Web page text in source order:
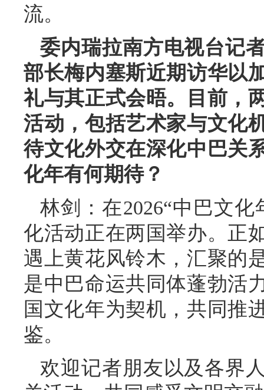
流。
委内瑞拉南方电视台记
部长梅内塞斯近期访华以
礼与其正式会晤。目前，
活动，包括艺术家与文化
待文化外交在深化中巴关
化年有何期待？
林剑：在2026“中巴文
化活动正在两国举办。正
遇上黄花风铃木，汇聚的
是中巴命运共同体蓬勃活
国文化年为契机，共同推
鉴。
欢迎记者朋友以及各界